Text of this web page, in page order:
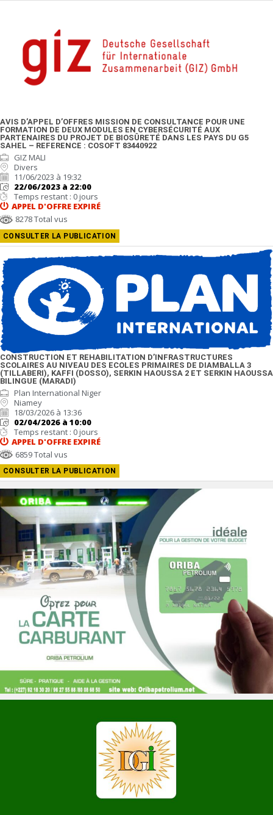
AVIS D’APPEL D’OFFRES MISSION DE CONSULTANCE POUR UNE
FORMATION DE DEUX MODULES EN CYBERSÉCURITÉ AUX
PARTENAIRES DU PROJET DE BIOSÛRETÉ DANS LES PAYS DU G5
SAHEL – REFERENCE : COSOFT 83440922
GIZ MALI
Divers
11/06/2023 à 19:32
22/06/2023 à 22:00
Temps restant : 0 jours
APPEL D'OFFRE EXPIRÉ
8278 Total vus
CONSULTER LA PUBLICATION
CONSTRUCTION ET REHABILITATION D’INFRASTRUCTURES
SCOLAIRES AU NIVEAU DES ECOLES PRIMAIRES DE DIAMBALLA 3
(TILLABERI), KAFFI (DOSSO), SERKIN HAOUSSA 2 ET SERKIN HAOUSSA
BILINGUE (MARADI)
Plan International Niger
Niamey
18/03/2026 à 13:36
02/04/2026 à 10:00
Temps restant : 0 jours
APPEL D'OFFRE EXPIRÉ
6859 Total vus
CONSULTER LA PUBLICATION